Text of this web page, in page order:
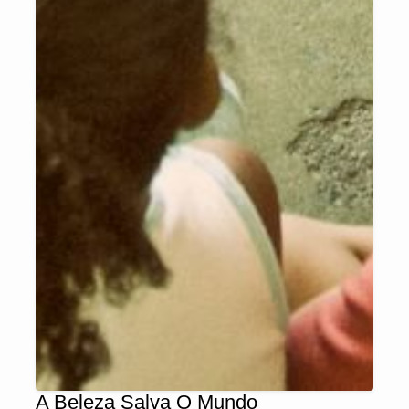
A Beleza Salva O Mundo